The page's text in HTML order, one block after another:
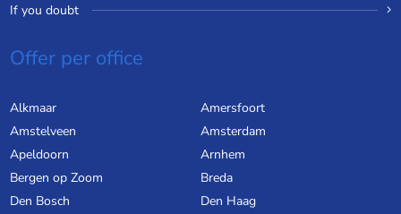
If you doubt
Offer per office
Alkmaar
Amersfoort
Amstelveen
Amsterdam
Apeldoorn
Arnhem
Bergen op Zoom
Breda
Den Bosch
Den Haag